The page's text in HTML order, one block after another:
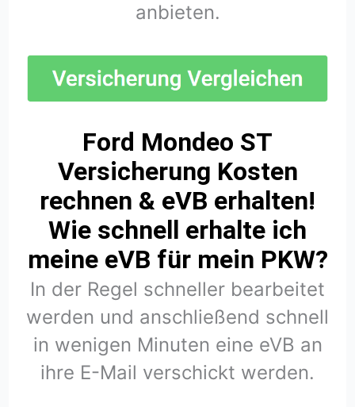
anbieten.
Ford Mondeo ST
Versicherung Kosten
rechnen & eVB erhalten!
Wie schnell erhalte ich
meine eVB für mein PKW?
In der Regel schneller bearbeitet
werden und anschließend schnell
in wenigen Minuten eine eVB an
ihre E-Mail verschickt werden.